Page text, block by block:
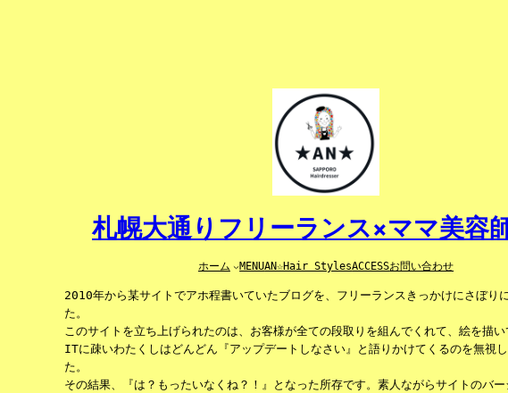
札幌大通りフリーランス×ママ美容
ホーム MENUAN☆Hair StylesACCESSお問い合わせ
2010年から某サイトでアホ程書いていたブログを、フリーランスきっかけにさぼり
た。
このサイトを立ち上げられたのは、お客様が全ての段取りを組んでくれて、絵を描い
ITに疎いわたくしはどんどん『アップデートしなさい』と語りかけてくるのを無視
た。
その結果、『は？もったいなくね？！』となった所存です。素人ながらサイトのバー